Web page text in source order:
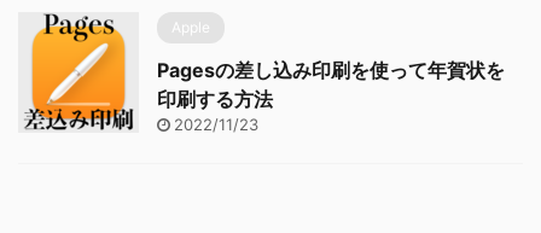
Apple
Pagesの差し込み印刷を使って年賀状を
印刷する方法
2022/11/23